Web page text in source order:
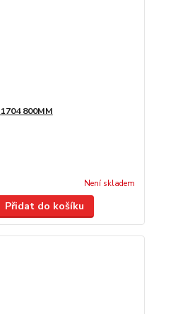
800MM
Není skladem
Přidat do košíku